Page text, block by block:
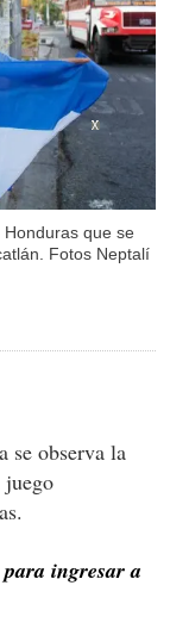
que se
Fotos Neptalí
X
X
X
se observa la
juego
ingresar a